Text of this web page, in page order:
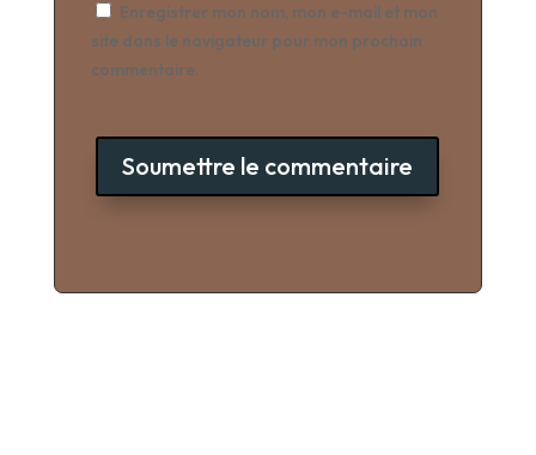
Enregistrer mon nom, mon e-mail et mon
site dans le navigateur pour mon prochain
commentaire.
Soumettre le commentaire